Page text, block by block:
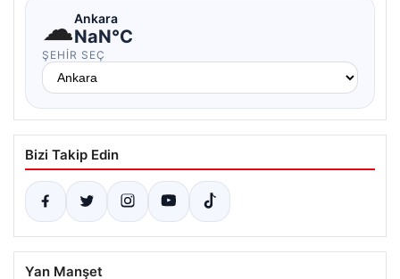
☁Ankara
NaN°C
ŞEHIR SEÇ
Bizi Takip Edin
Yan Manşet